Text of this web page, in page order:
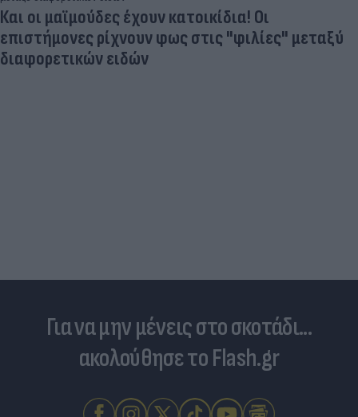
Και οι μαϊμούδες έχουν κατοικίδια! Οι
επιστήμονες ρίχνουν φως στις "φιλίες" μεταξύ
διαφορετικών ειδών
Για να μην μένεις στο σκοτάδι...
ακολούθησε το Flash.gr